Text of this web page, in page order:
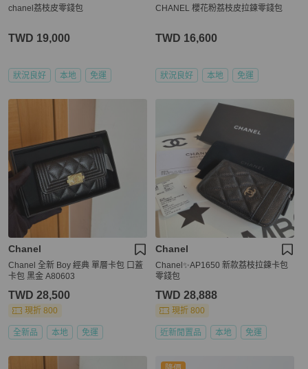
chanel荔枝皮零錢包
TWD 19,000
狀況良好 本地 免運
CHANEL 櫻花粉荔枝皮拉鍊零錢包
TWD 16,600
狀況良好 本地 免運
Chanel
Chanel 全新 Boy 經典 單層卡包 口蓋
卡包 黑金 A80603
TWD 28,500
現折 800
全新品 本地 免運
Chanel
Chanel✨AP1650 新款荔枝拉鍊卡包
零錢包
TWD 28,888
現折 800
近新閒置品 本地 免運